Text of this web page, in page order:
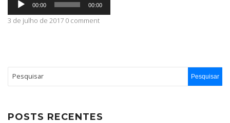
CONTATO
áudio
00:00 00:00
3 de julho de 2017 0 comment
POSTS RECENTES